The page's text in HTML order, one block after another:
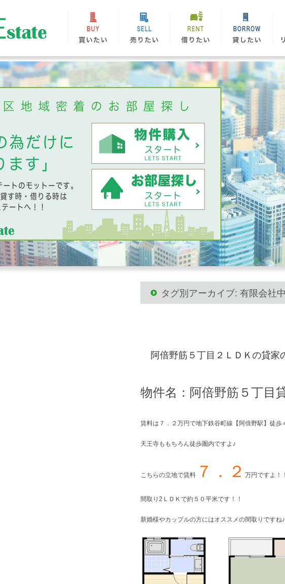
タグ別アーカイブ: 有限会社
阿倍野筋５丁目２ＬＤＫの貸
物件名：阿倍野筋５丁目
賃料は７．２万円で地下鉄谷町線【阿倍野駅】徒歩
天王寺ももちろん徒歩圏内ですよ♪
こちらの立地で賃料 ７．２ 万円ですよ！
間取り2ＬＤＫで約５０平米です！！
新婚様やカップルの方にはオススメの間取りですね♪